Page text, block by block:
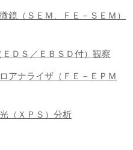
鏡（ＳＥＭ、ＦＥ－ＳＥＭ）
ＤＳ／ＥＢＳＤ付）観察
アナライザ（ＦＥ－ＥＰＭ
（ＸＰＳ）分析